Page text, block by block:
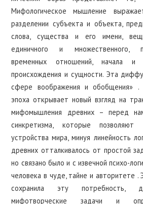
Мифологическое мышление
разделении субъекта и объекта,
слова, существа и его имени,
единичного и множественного,
временных отношений, начала и
происхождения и сущности. Эта
сфере воображения и обобщения» .
эпоха открывает новый взгляд на
мифомышления древних – перед
синкретизма, которые
устройства мира, минуя линейность
древних отталкивалось от простой
но связано было и с извечной психо-
человека в чуде, тайне и авторитете .
сохранила эту потребность,
мифотворческие задачи и